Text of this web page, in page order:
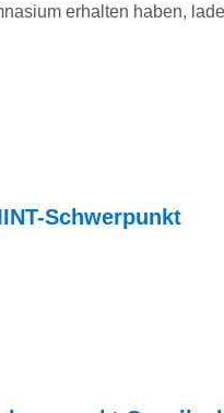
erhalten haben,
Schwerpunkt